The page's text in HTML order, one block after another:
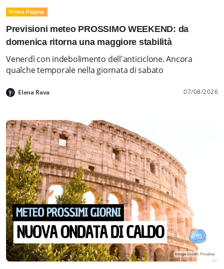
Prima Pagina
Previsioni meteo PROSSIMO WEEKEND: da
domenica ritorna una maggiore stabilità
Venerdì con indebolimento dell'anticiclone. Ancora
qualche temporale nella giornata di sabato
Elena Rava 07/08/2026